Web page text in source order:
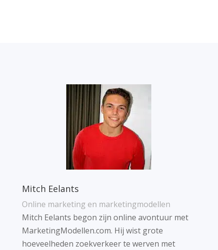
Mitch Eelants
Online marketing en marketingmodellen
Mitch Eelants begon zijn online avontuur met
MarketingModellen.com. Hij wist grote
hoeveelheden zoekverkeer te werven met